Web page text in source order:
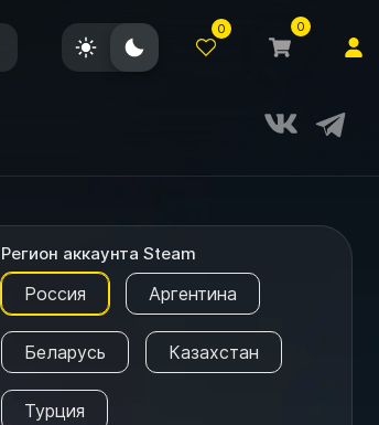
0 0
Регион аккаунта Steam
Россия Аргентина
Беларусь Казахстан
Турция